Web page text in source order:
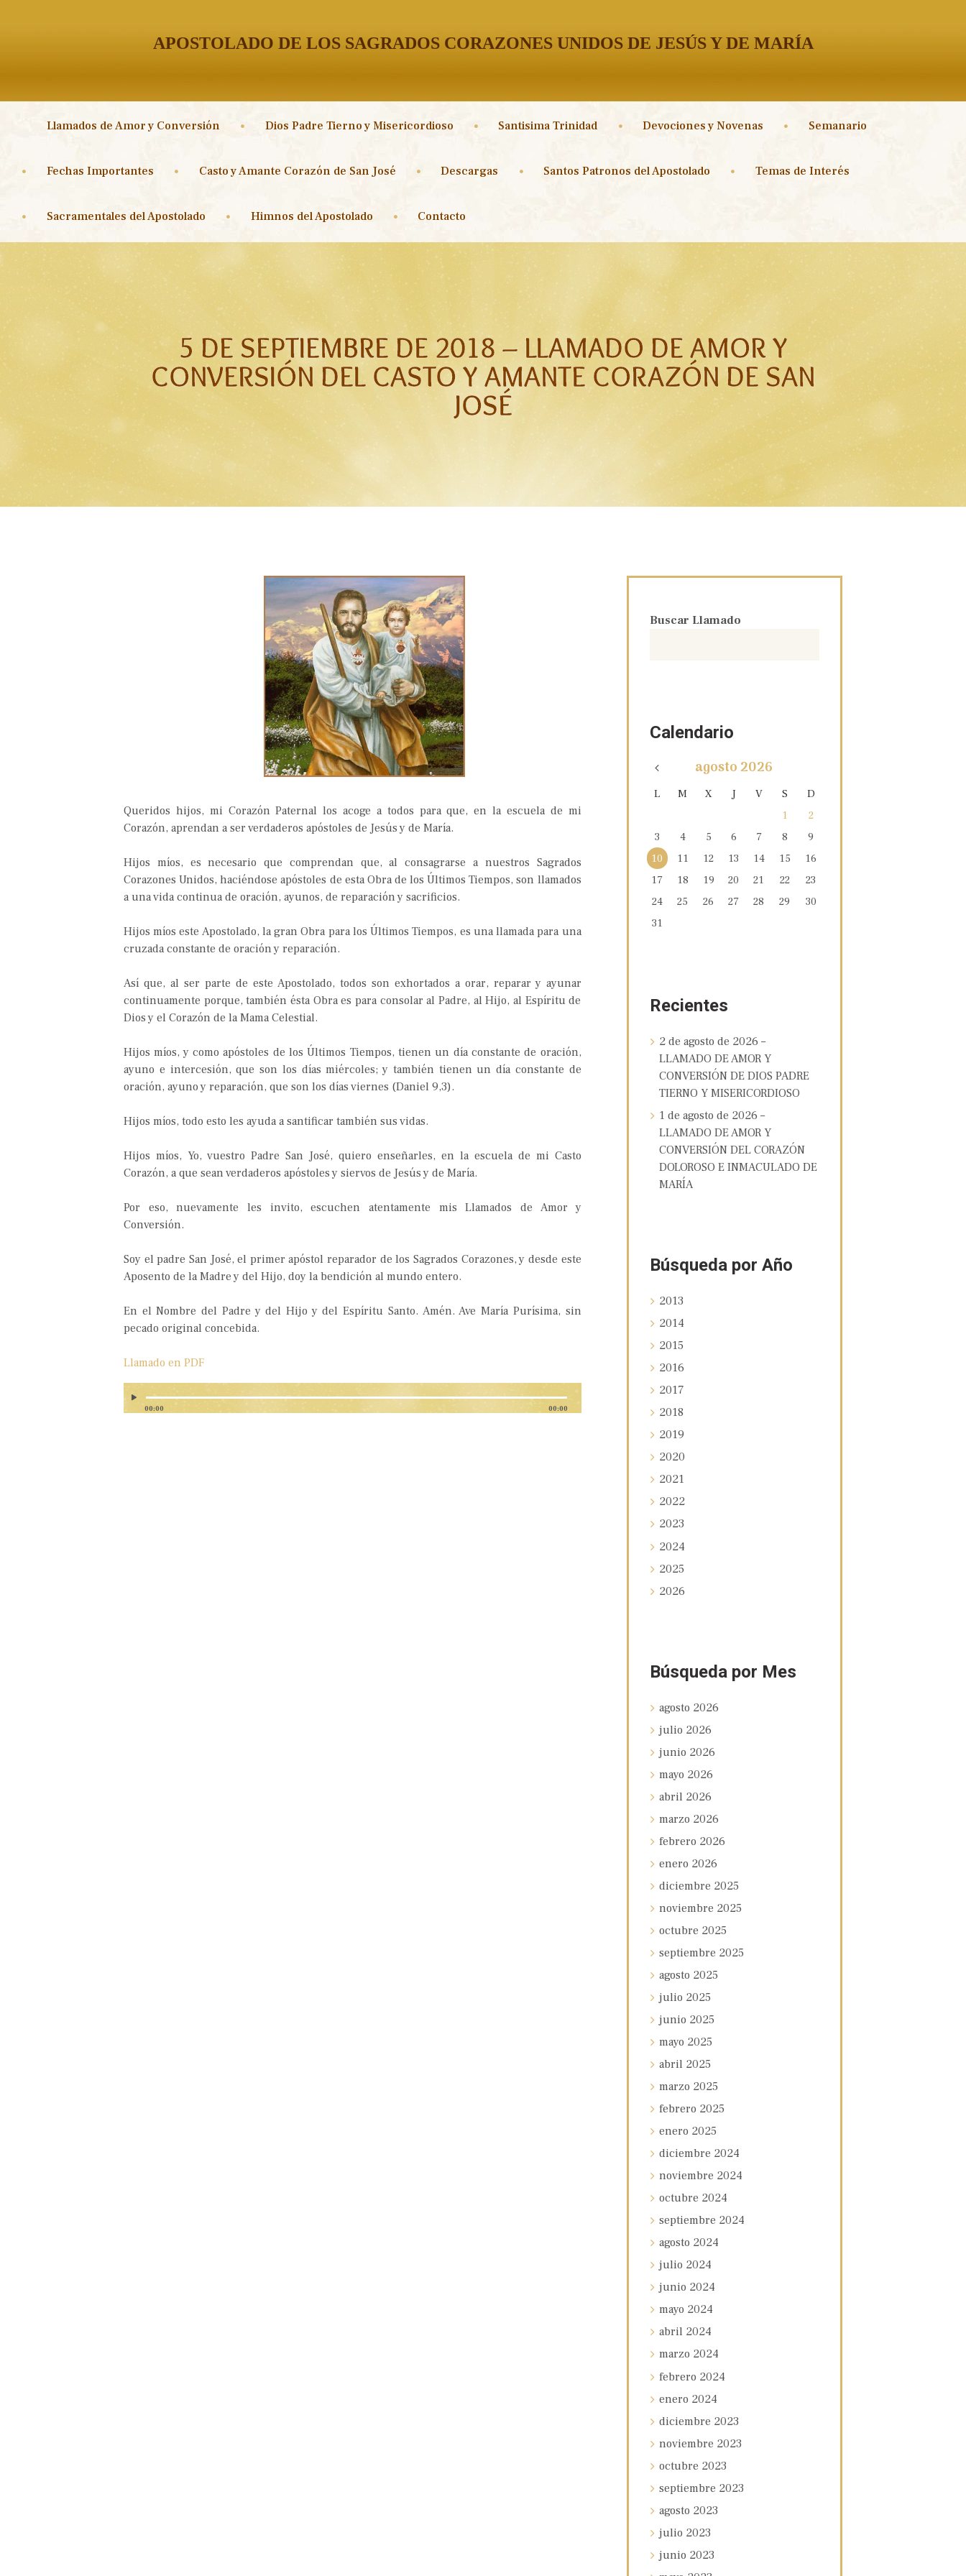
APOSTOLADO DE LOS SAGRADOS CORAZONES UNIDOS DE JESÚS Y DE MARÍA
Llamados de Amor y Conversión Dios Padre Tierno y Misericordioso Santisima Trinidad Devociones y Novenas Semanario
Fechas Importantes Casto y Amante Corazón de San José Descargas Santos Patronos del Apostolado Temas de Interés
Sacramentales del Apostolado Himnos del Apostolado Contacto
5 DE SEPTIEMBRE DE 2018 – LLAMADO DE AMOR Y
CONVERSIÓN DEL CASTO Y AMANTE CORAZÓN DE SAN
JOSÉ
Queridos hijos, mi Corazón Paternal los acoge a todos para que, en la escuela de mi
Corazón, aprendan a ser verdaderos apóstoles de Jesús y de María.
Hijos míos, es necesario que comprendan que, al consagrarse a nuestros Sagrados
Corazones Unidos, haciéndose apóstoles de esta Obra de los Últimos Tiempos, son llamados
a una vida continua de oración, ayunos, de reparación y sacrificios.
Hijos míos este Apostolado, la gran Obra para los Últimos Tiempos, es una llamada para una
cruzada constante de oración y reparación.
Así que, al ser parte de este Apostolado, todos son exhortados a orar, reparar y ayunar
continuamente porque, también ésta Obra es para consolar al Padre, al Hijo, al Espíritu de
Dios y el Corazón de la Mama Celestial.
Hijos míos, y como apóstoles de los Últimos Tiempos, tienen un día constante de oración,
ayuno e intercesión, que son los días miércoles; y también tienen un día constante de
oración, ayuno y reparación, que son los días viernes (Daniel 9,3).
Hijos míos, todo esto les ayuda a santificar también sus vidas.
Hijos míos, Yo, vuestro Padre San José, quiero enseñarles, en la escuela de mi Casto
Corazón, a que sean verdaderos apóstoles y siervos de Jesús y de María.
Por eso, nuevamente les invito, escuchen atentamente mis Llamados de Amor y
Conversión.
Soy el padre San José, el primer apóstol reparador de los Sagrados Corazones, y desde este
Aposento de la Madre y del Hijo, doy la bendición al mundo entero.
En el Nombre del Padre y del Hijo y del Espíritu Santo. Amén. Ave María Purísima, sin
pecado original concebida.
Llamado en PDF
00:00 00:00
Buscar Llamado
Calendario
agosto 2026
L M X J V S
D
1
2
3
4 5 6 7 8
9
10
11 12 13 14 15
16
17
18 19 20 21 22
23
24
25 26 27 28 29
30
31
Recientes
2 de agosto de 2026 –
LLAMADO DE AMOR Y
CONVERSIÓN DE DIOS PADRE
TIERNO Y MISERICORDIOSO
1 de agosto de 2026 –
LLAMADO DE AMOR Y
CONVERSIÓN DEL CORAZÓN
DOLOROSO E INMACULADO DE
MARÍA
Búsqueda por Año
2013
2014
2015
2016
2017
2018
2019
2020
2021
2022
2023
2024
2025
2026
Búsqueda por Mes
agosto 2026
julio 2026
junio 2026
mayo 2026
abril 2026
marzo 2026
febrero 2026
enero 2026
diciembre 2025
noviembre 2025
octubre 2025
septiembre 2025
agosto 2025
julio 2025
junio 2025
mayo 2025
abril 2025
marzo 2025
febrero 2025
enero 2025
diciembre 2024
noviembre 2024
octubre 2024
septiembre 2024
agosto 2024
julio 2024
junio 2024
mayo 2024
abril 2024
marzo 2024
febrero 2024
enero 2024
diciembre 2023
noviembre 2023
octubre 2023
septiembre 2023
agosto 2023
julio 2023
junio 2023